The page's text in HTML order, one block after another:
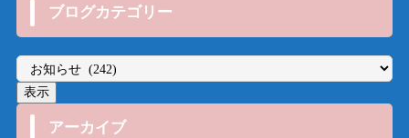
ブログカテゴリー
アーカイブ